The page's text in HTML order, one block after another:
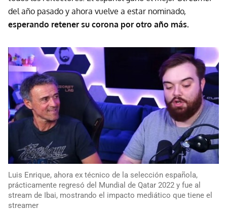
del año pasado y ahora vuelve a estar nominado,
esperando retener su corona por otro año más.
Luis Enrique, ahora ex técnico de la selección española,
prácticamente regresó del Mundial de Qatar 2022 y fue al
stream de Ibai, mostrando el impacto mediático que tiene el
streamer